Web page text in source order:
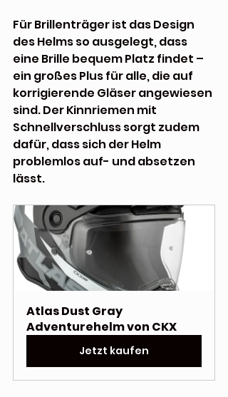
Für Brillenträger ist das Design
des Helms so ausgelegt, dass
eine Brille bequem Platz findet –
ein großes Plus für alle, die auf
korrigierende Gläser angewiesen
sind. Der Kinnriemen mit
Schnellverschluss sorgt zudem
dafür, dass sich der Helm
problemlos auf- und absetzen
lässt.
Atlas Dust Gray
Adventurehelm von CKX
Jetzt kaufen